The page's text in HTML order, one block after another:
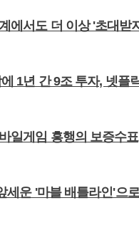
에서도 더 이상 '초대받
1년 간 9조 투자, 넷플
일게임 흥행의 보증수
세운 '마블 배틀라인'으